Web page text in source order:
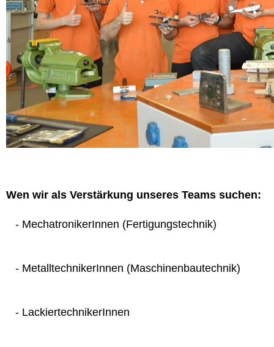
Wen wir als Verstärkung unseres Teams suchen:
- MechatronikerInnen (Fertigungstechnik)
- MetalltechnikerInnen (Maschinenbautechnik)
- LackiertechnikerInnen